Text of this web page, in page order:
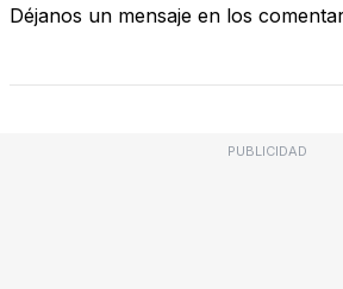
Déjanos un mensaje en los
PUBLICIDAD